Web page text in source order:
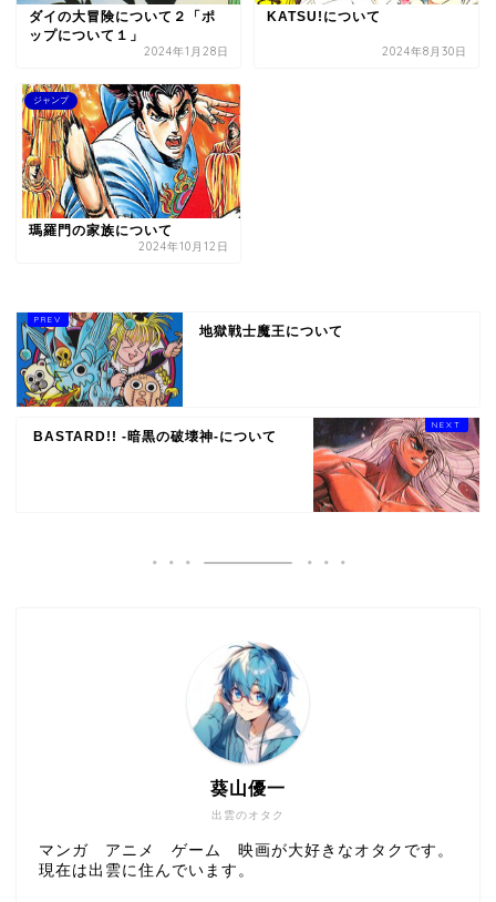
ダイの大冒険について２「ポ
ップについて１」
2024年1月28日
KATSU!について
2024年8月30日
ジャンプ
瑪羅門の家族について
2024年10月12日
地獄戦士魔王について
BASTARD!! -暗黒の破壊神-について
出雲のオタク
葵山優一
マンガ アニメ ゲーム 映画が大好きなオタクです。
現在は出雲に住んでいます。